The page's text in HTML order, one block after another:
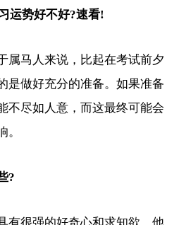
运势好不好?速看!
属马人来说，比起在考试前夕
是做好充分的准备。如果准备
不尽如人意，而这最终可能会
。
?
有很强的好奇心和求知欲，他